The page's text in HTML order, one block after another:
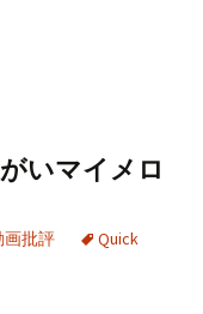
いマイメロ
画批評
Quick